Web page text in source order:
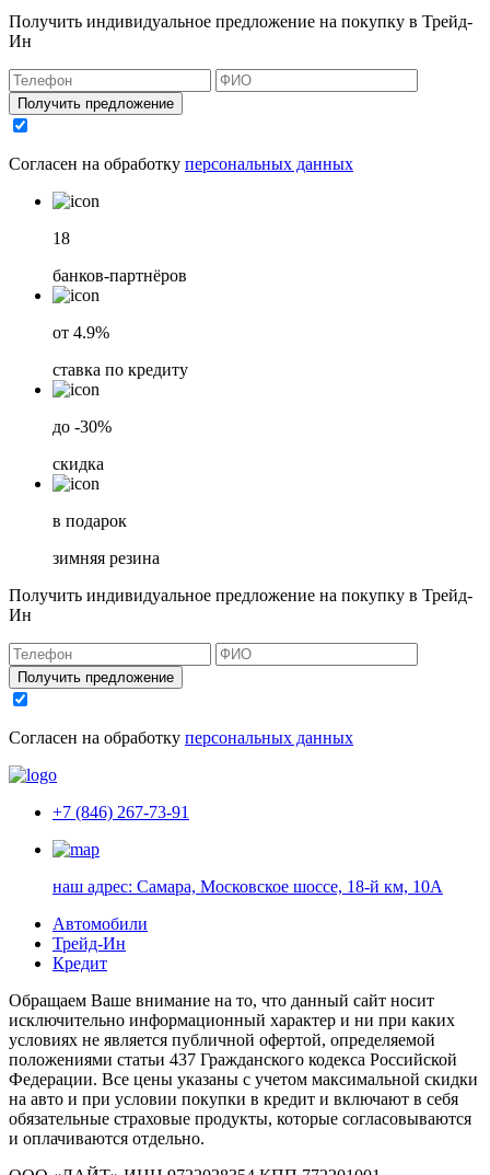
Получить индивидуальное предложение на покупку в Трейд-
Ин
Получить предложение
Согласен на обработку персональных данных
18
банков-партнёров
от 4.9%
ставка по кредиту
до -30%
скидка
в подарок
зимняя резина
Получить индивидуальное предложение на покупку в Трейд-
Ин
Получить предложение
Согласен на обработку персональных данных
+7 (846) 267-73-91
наш адрес: Самара, Московское шоссе, 18-й км, 10А
Автомобили
Трейд-Ин
Кредит
Обращаем Ваше внимание на то, что данный сайт носит
исключительно информационный характер и ни при каких
условиях не является публичной офертой, определяемой
положениями статьи 437 Гражданского кодекса Российской
Федерации. Все цены указаны с учетом максимальной скидки
на авто и при условии покупки в кредит и включают в себя
обязательные страховые продукты, которые согласовываются
и оплачиваются отдельно.